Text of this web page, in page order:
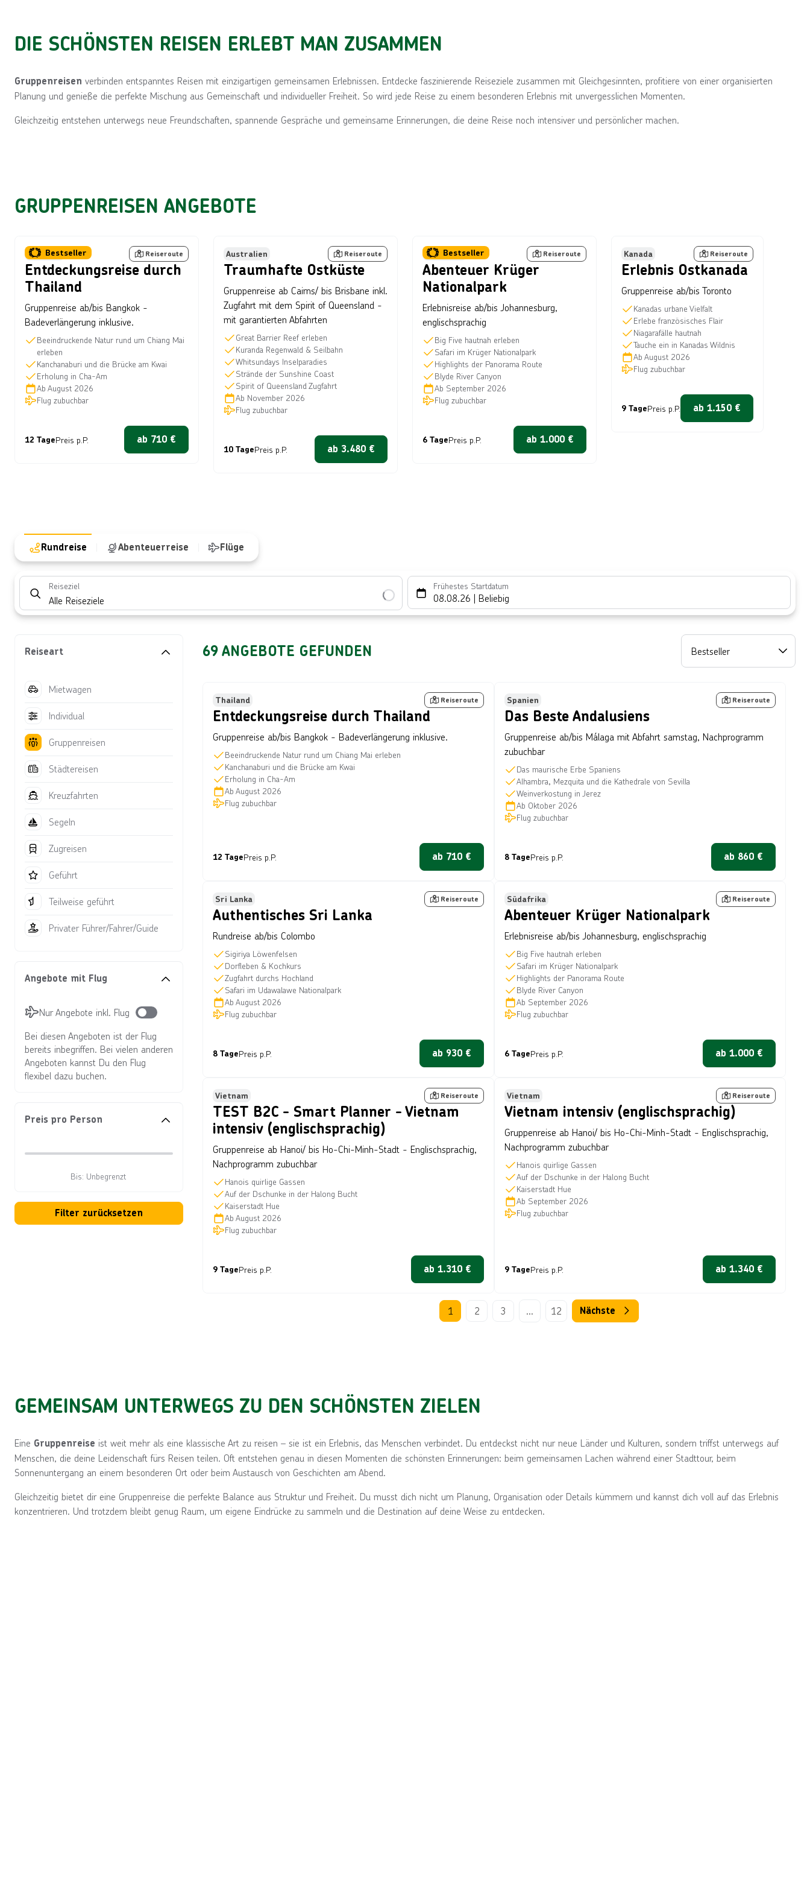
Gruppenreisen
Welt entdecken
Reiseangebot direkt
DIE SCHÖNSTEN REISEN ERLEBT MAN ZUSAMMEN
Gruppenreisen verbinden entspanntes Reisen mit einzigartigen gemeinsamen Erlebnissen. Entdecke faszinierende Reiseziele zusammen mit Gleichgesinnten, profitiere von einer organisierten
Planung und genieße die perfekte Mischung aus Gemeinschaft und individueller Freiheit. So wird jede Reise zu einem besonderen Erlebnis mit unvergesslichen Momenten.
Gleichzeitig entstehen unterwegs neue Freundschaften, spannende Gespräche und gemeinsame Erinnerungen, die deine Reise noch intensiver und persönlicher machen.
GRUPPENREISEN ANGEBOTE
Bestseller
Thailand Reiseroute
Entdeckungsreise durch
Thailand
Gruppenreise ab/bis Bangkok -
Badeverlängerung inklusive.
Beeindruckende Natur rund um Chiang Mai
erleben
Kanchanaburi und die Brücke am Kwai
Erholung in Cha-Am
Ab August 2026
Flug zubuchbar
12 TagePreis p.P. ab 710 €
Australien Reiseroute
Traumhafte Ostküste
Gruppenreise ab Cairns/ bis Brisbane inkl.
Zugfahrt mit dem Spirit of Queensland -
mit garantierten Abfahrten
Great Barrier Reef erleben
Kuranda Regenwald & Seilbahn
Whitsundays Inselparadies
Strände der Sunshine Coast
Spirit of Queensland Zugfahrt
Ab November 2026
Flug zubuchbar
10 TagePreis p.P. ab 3.480 €
Bestseller
Südafrika Reiseroute
Abenteuer Krüger
Nationalpark
Erlebnisreise ab/bis Johannesburg,
englischsprachig
Big Five hautnah erleben
Safari im Krüger Nationalpark
Highlights der Panorama Route
Blyde River Canyon
Ab September 2026
Flug zubuchbar
6 TagePreis p.P. ab 1.000 €
Kanada Reiseroute
Erlebnis Ostkanada
Gruppenreise ab/bis Toronto
Kanadas urbane Vielfalt
Erlebe französisches Flair
Niagarafälle hautnah
Tauche ein in Kanadas Wildnis
Ab August 2026
Flug zubuchbar
9 TagePreis p.P. ab 1.150 €
Rundreise Abenteuerreise Flüge
Reiseziel
Alle Reiseziele
Frühestes Startdatum
08.08.26 | Beliebig
Reiseart
Mietwagen
Individual
Gruppenreisen
Städtereisen
Kreuzfahrten
Segeln
Zugreisen
Geführt
Teilweise geführt
Privater Führer/Fahrer/Guide
Angebote mit Flug
Nur Angebote inkl. Flug
Bei diesen Angeboten ist der Flug
bereits inbegriffen. Bei vielen anderen
Angeboten kannst Du den Flug
flexibel dazu buchen.
Preis pro Person
Bis: Unbegrenzt
Filter zurücksetzen
69ANGEBOTE GEFUNDEN Bestseller
Bestseller
Thailand Reiseroute
Entdeckungsreise durch Thailand
Gruppenreise ab/bis Bangkok - Badeverlängerung inklusive.
Beeindruckende Natur rund um Chiang Mai erleben
Kanchanaburi und die Brücke am Kwai
Erholung in Cha-Am
Ab August 2026
Flug zubuchbar
12 TagePreis p.P. ab 710 €
Bestseller
Spanien Reiseroute
Das Beste Andalusiens
Gruppenreise ab/bis Málaga mit Abfahrt samstag, Nachprogramm
zubuchbar
Das maurische Erbe Spaniens
Alhambra, Mezquita und die Kathedrale von Sevilla
Weinverkostung in Jerez
Ab Oktober 2026
Flug zubuchbar
8 TagePreis p.P. ab 860 €
Bild von © saiko3p über Getty Images
Sri Lanka Reiseroute
Authentisches Sri Lanka
Rundreise ab/bis Colombo
Sigiriya Löwenfelsen
Dorfleben & Kochkurs
Zugfahrt durchs Hochland
Safari im Udawalawe Nationalpark
Ab August 2026
Flug zubuchbar
8 TagePreis p.P. ab 930 €
Bild von © Thomas Retterath über Getty Images
Bestseller
Südafrika Reiseroute
Abenteuer Krüger Nationalpark
Erlebnisreise ab/bis Johannesburg, englischsprachig
Big Five hautnah erleben
Safari im Krüger Nationalpark
Highlights der Panorama Route
Blyde River Canyon
Ab September 2026
Flug zubuchbar
6 TagePreis p.P. ab 1.000 €
Bild von © Getty Images/iStockphoto
Bestseller
Vietnam Reiseroute
TEST B2C - Smart Planner - Vietnam
intensiv (englischsprachig)
Gruppenreise ab Hanoi/ bis Ho-Chi-Minh-Stadt - Englischsprachig,
Nachprogramm zubuchbar
Hanois quirlige Gassen
Auf der Dschunke in der Halong Bucht
Kaiserstadt Hue
Ab August 2026
Flug zubuchbar
9 TagePreis p.P. ab 1.310 €
Bild von © Getty Images/iStockphoto
Bestseller
Vietnam Reiseroute
Vietnam intensiv (englischsprachig)
Gruppenreise ab Hanoi/ bis Ho-Chi-Minh-Stadt - Englischsprachig,
Nachprogramm zubuchbar
Hanois quirlige Gassen
Auf der Dschunke in der Halong Bucht
Kaiserstadt Hue
Ab September 2026
Flug zubuchbar
9 TagePreis p.P. ab 1.340 €
1 2 3 ... 12 Nächste
GEMEINSAM UNTERWEGS ZU DEN SCHÖNSTEN ZIELEN
Eine Gruppenreise ist weit mehr als eine klassische Art zu reisen – sie ist ein Erlebnis, das Menschen verbindet. Du entdeckst nicht nur neue Länder und Kulturen, sondern triffst unterwegs auf
Menschen, die deine Leidenschaft fürs Reisen teilen. Oft entstehen genau in diesen Momenten die schönsten Erinnerungen: beim gemeinsamen Lachen während einer Stadttour, beim
Sonnenuntergang an einem besonderen Ort oder beim Austausch von Geschichten am Abend.
Gleichzeitig bietet dir eine Gruppenreise die perfekte Balance aus Struktur und Freiheit. Du musst dich nicht um Planung, Organisation oder Details kümmern und kannst dich voll auf das Erlebnis
konzentrieren. Und trotzdem bleibt genug Raum, um eigene Eindrücke zu sammeln und die Destination auf deine Weise zu entdecken.